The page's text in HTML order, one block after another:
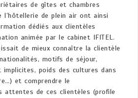
de gîtes et chambres
l’hôtellerie de plein air ont ainsi
dédiés aux clientèles
animée par le cabinet IFITEL.
de mieux connaître la clientèle
motifs de séjour,
poids des cultures dans
et comprendre le
attentes de ces clientèles (profile